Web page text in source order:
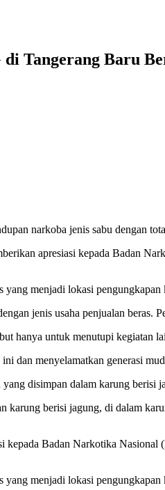
Tangerang Baru
narkoba jenis sabu dengan
apresiasi kepada Badan
menjadi lokasi
jenis usaha penjualan beras.
hanya untuk menutupi
dan menyelamatkan generasi
disimpan dalam karung berisi
karung berisi jagung, di dalam
Badan Narkotika
menjadi lokasi